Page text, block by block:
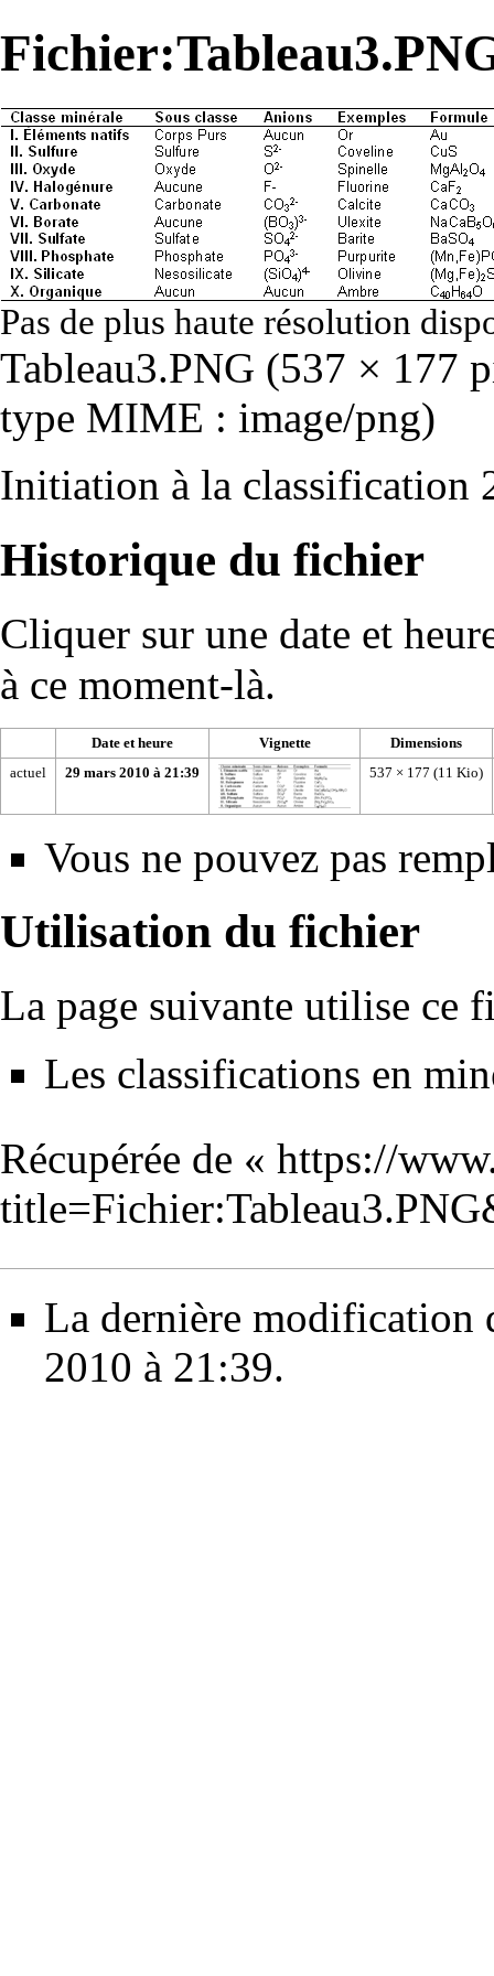
Pas de plus haute résolution
Tableau3.PNG (537 × 177
type MIME : image/png)
Initiation à la classification
Historique du fichier
Cliquer sur une date et
à ce moment-là.
Date et heure Vignette
Dimensions
actuel
29 mars 2010 à 21:39 537 × 177 (11 Kio)
Vous ne pouvez pas
Utilisation du fichier
La page suivante utilise ce
Les classifications en
Récupérée de « https://
La dernière modification
2010 à 21:39.